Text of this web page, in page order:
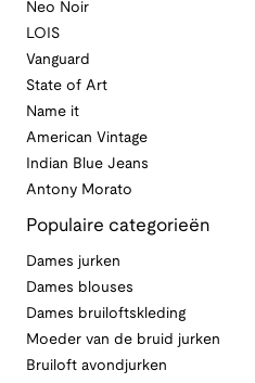
Neo Noir
LOIS
Vanguard
State of Art
Name it
American Vintage
Indian Blue Jeans
Antony Morato
Populaire categorieën
Dames jurken
Dames blouses
Dames bruiloftskleding
Moeder van de bruid jurken
Bruiloft avondjurken